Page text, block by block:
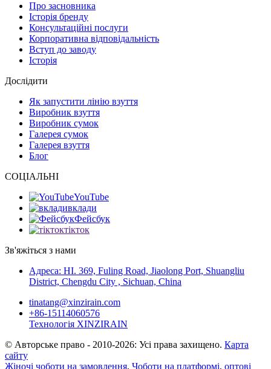
Про засновника
Історія бренду
Консультаційні послуги
Корпоративна відповідальність
Вступ до заводу
Історія
Дослідити
Як запустити лінію взуття
Виробник взуття
Виробник сумок
Галерея сумок
Галерея взуття
Блог
СОЦІАЛЬНІ
YouTube
вклади
Фейсбук
тікток
Зв'яжіться з нами
Адреса: НІ. 369, Fuling Road, Jiaolong Port, Shuangliu
District, Chengdu City , Sichuan, China
tinatang@xinzirain.com
+86-15114060576
Технологія XINZIRAIN
© Авторське право - 2010-2026: Усі права захищено. Карта
сайту
Жіночі чоботи на замовлення, Чоботи на платформі, оптові